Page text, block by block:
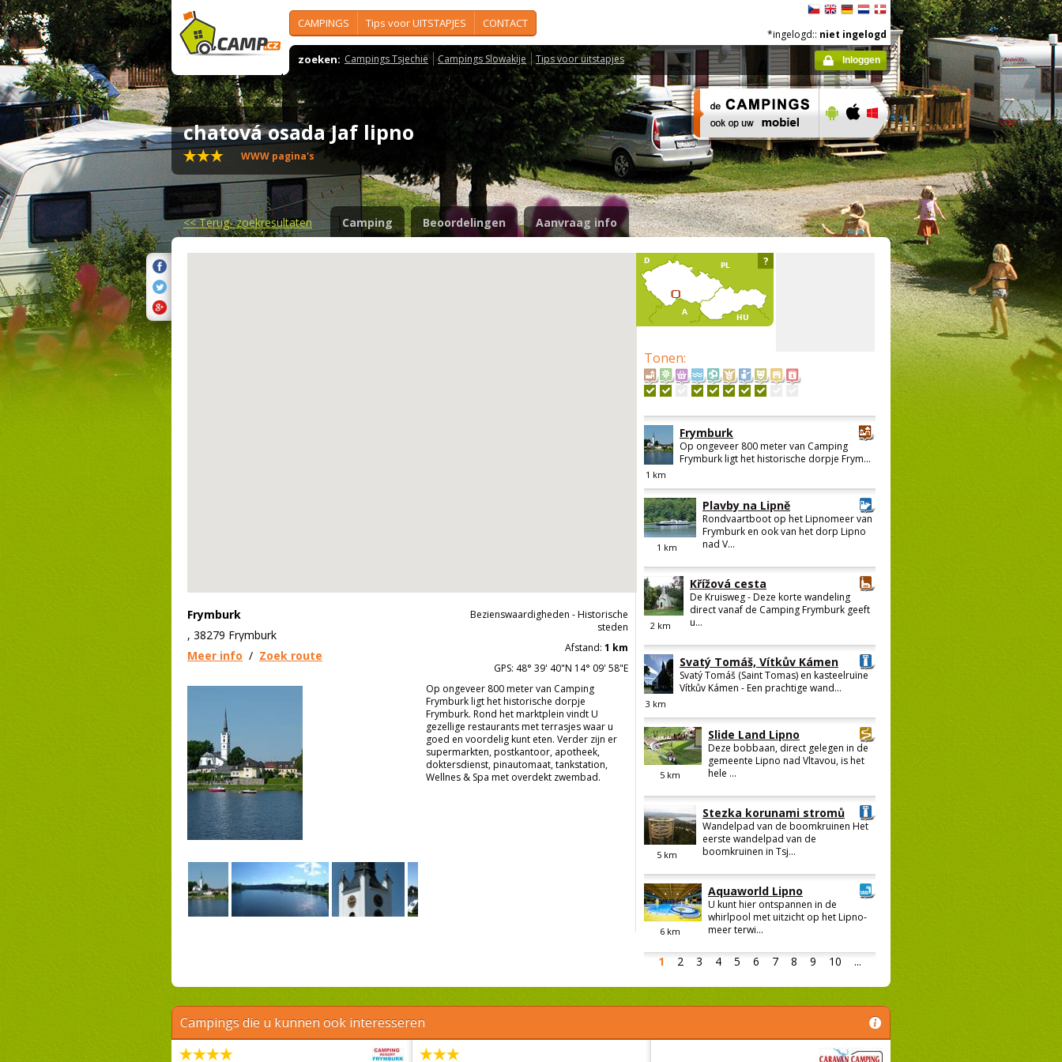
CAMPINGS Tips voor UITSTAPJES CONTACT
zoeken: Campings Tsjechië Campings Slowakije Tips voor uitstapjes
*ingelogd:: niet ingelogd
Inloggen
chatová osada Jaf lipno
WWW pagina's
<<Terug- zoekresultaten Camping Beoordelingen Aanvraag info
?
Frymburk
, 38279 Frymburk
Meer info / Zoek route
Bezienswaardigheden - Historische
steden
Afstand: 1 km
GPS: 48° 39' 40"N 14° 09' 58"E
Op ongeveer 800 meter van Camping
Frymburk ligt het historische dorpje
Frymburk. Rond het marktplein vindt U
gezellige restaurants met terrasjes waar u
goed en voordelig kunt eten. Verder zijn er
supermarkten, postkantoor, apotheek,
doktersdienst, pinautomaat, tankstation,
Wellnes & Spa met overdekt zwembad.
Tonen:
1 2 3 4 5 6 7 8 9 10 ...
1 km
Frymburk
Op ongeveer 800 meter van Camping
Frymburk ligt het historische dorpje Frym...
1 km
Plavby na Lipně
Rondvaartboot op het Lipnomeer van
Frymburk en ook van het dorp Lipno
nad V...
2 km
Křížová cesta
De Kruisweg - Deze korte wandeling
direct vanaf de Camping Frymburk geeft
u...
3 km
Svatý Tomáš, Vítkův Kámen
Svatý Tomáš (Saint Tomas) en kasteelruïne
Vítkův Kámen - Een prachtige wand...
5km
Slide Land Lipno
Deze bobbaan, direct gelegen in de
gemeente Lipno nad Vltavou, is het
hele ...
5 km
Stezka korunami stromů
Wandelpad van de boomkruinen Het
eerste wandelpad van de
boomkruinen in Tsj...
6km
Aquaworld Lipno
U kunt hier ontspannen in de
whirlpool met uitzicht op het Lipno-
meer terwi...
Campings die u kunnen ook interesseren